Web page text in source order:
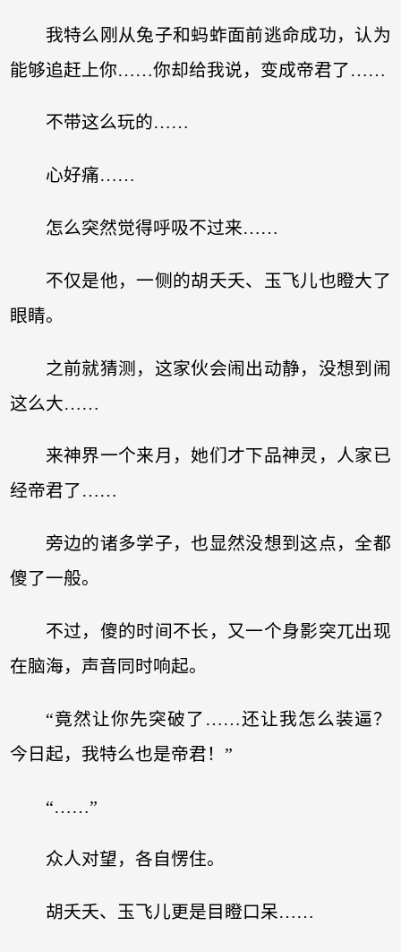
我特么刚从兔子和蚂蚱面前逃命成功，认为
能够追赶上你……你却给我说，变成帝君了……
不带这么玩的……
心好痛……
怎么突然觉得呼吸不过来……
不仅是他，一侧的胡夭夭、玉飞儿也瞪大了
眼睛。
之前就猜测，这家伙会闹出动静，没想到闹
这么大……
来神界一个来月，她们才下品神灵，人家已
经帝君了……
旁边的诸多学子，也显然没想到这点，全都
傻了一般。
不过，傻的时间不长，又一个身影突兀出现
在脑海，声音同时响起。
“竟然让你先突破了……还让我怎么装逼？
今日起，我特么也是帝君！”
“……”
众人对望，各自愣住。
胡夭夭、玉飞儿更是目瞪口呆……